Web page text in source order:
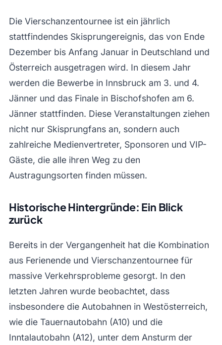
Die Vierschanzentournee ist ein jährlich
stattfindendes Skisprungereignis, das von Ende
Dezember bis Anfang Januar in Deutschland und
Österreich ausgetragen wird. In diesem Jahr
werden die Bewerbe in Innsbruck am 3. und 4.
Jänner und das Finale in Bischofshofen am 6.
Jänner stattfinden. Diese Veranstaltungen ziehen
nicht nur Skisprungfans an, sondern auch
zahlreiche Medienvertreter, Sponsoren und VIP-
Gäste, die alle ihren Weg zu den
Austragungsorten finden müssen.
Historische Hintergründe: Ein Blick
zurück
Bereits in der Vergangenheit hat die Kombination
aus Ferienende und Vierschanzentournee für
massive Verkehrsprobleme gesorgt. In den
letzten Jahren wurde beobachtet, dass
insbesondere die Autobahnen in Westösterreich,
wie die Tauernautobahn (A10) und die
Inntalautobahn (A12), unter dem Ansturm der